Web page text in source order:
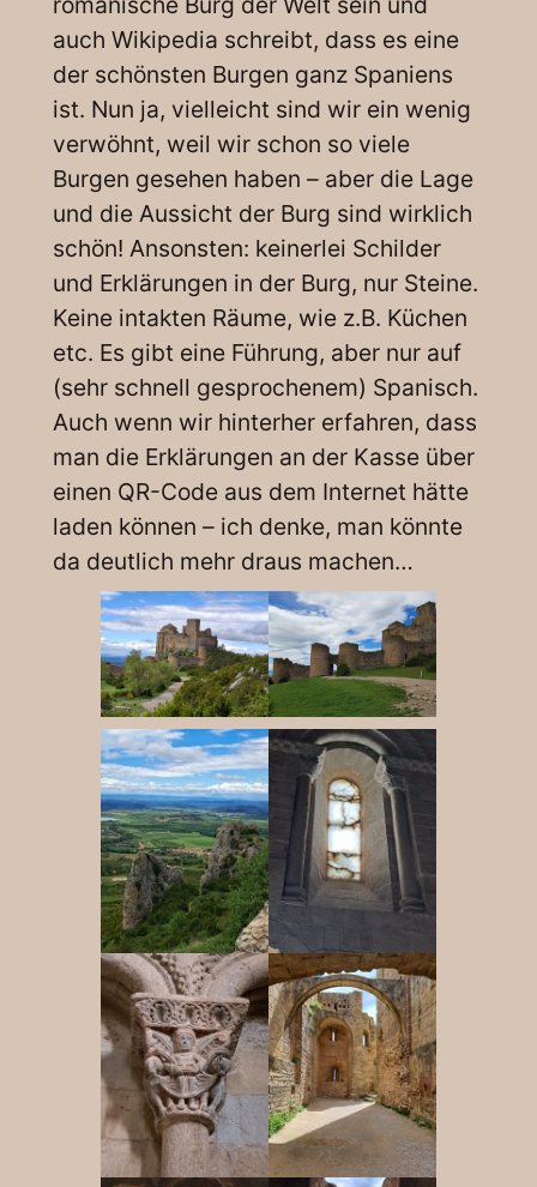
auch Wikipedia schreibt, dass es eine
der schönsten Burgen ganz Spaniens
ist. Nun ja, vielleicht sind wir ein wenig
verwöhnt, weil wir schon so viele
Burgen gesehen haben – aber die Lage
und die Aussicht der Burg sind wirklich
schön! Ansonsten: keinerlei Schilder
und Erklärungen in der Burg, nur Steine.
Keine intakten Räume, wie z.B. Küchen
etc. Es gibt eine Führung, aber nur auf
(sehr schnell gesprochenem) Spanisch.
Auch wenn wir hinterher erfahren, dass
man die Erklärungen an der Kasse über
einen QR-Code aus dem Internet hätte
laden können – ich denke, man könnte
da deutlich mehr draus machen…